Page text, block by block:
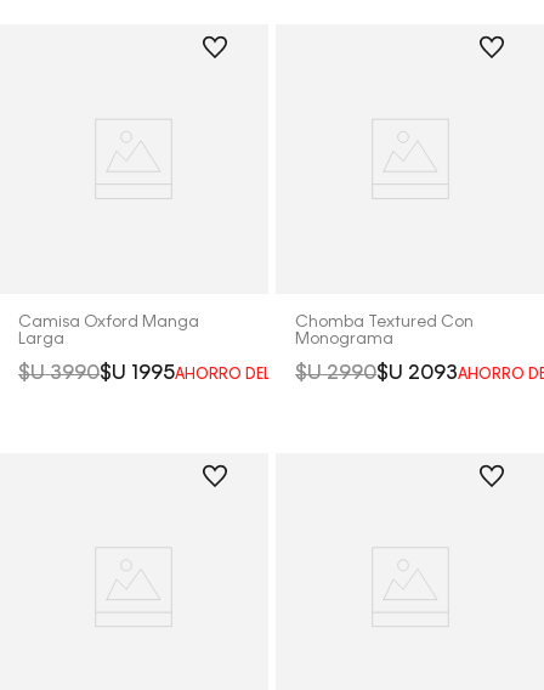
Camisa Oxford Manga
Larga
$U 3990$U 1995AHORRO DEL 50%
Chomba Textured Con
Monograma
$U 2990$U 2093AHORRO